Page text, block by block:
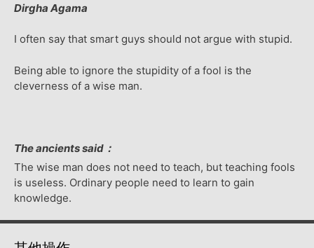
Dirgha Agama
I often say that smart guys should not argue with stupid.
Being able to ignore the stupidity of a fool is the
cleverness of a wise man.
The ancients said：
The wise man does not need to teach, but teaching fools
is useless. Ordinary people need to learn to gain
knowledge.